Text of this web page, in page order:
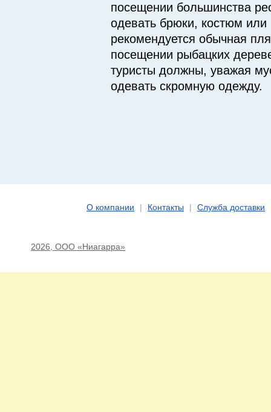
посещении большинства
одевать брюки, костюм или
рекомендуется обычная
посещении рыбацких
туристы должны, уважая
одевать скромную одежду.
О компании Контакты Служба доставки
2026, ООО «Ниагарра»